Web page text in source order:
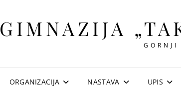
GIMNAZIJA
GORNJI
ORGANIZACIJA NASTAVA UPIS